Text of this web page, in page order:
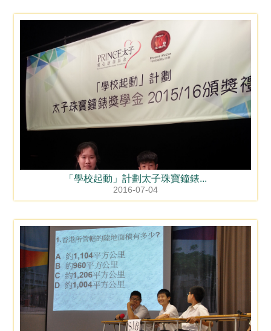
「學校起動」計劃太子珠寶鐘錶...
2016-07-04